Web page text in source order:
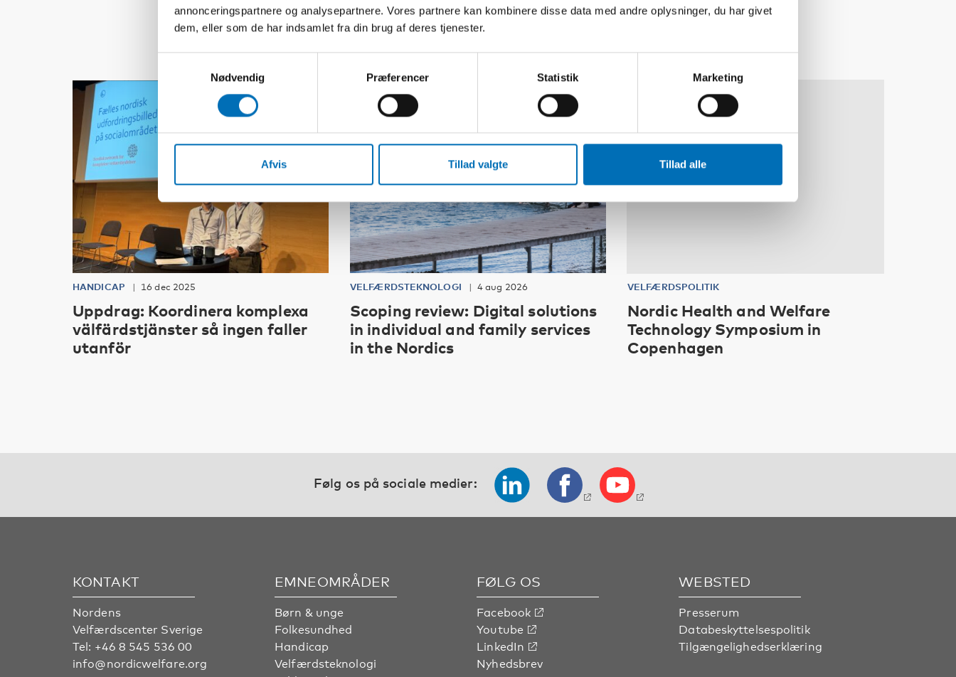
annonceringspartnere og analysepartnere. Vores partnere kan kombinere disse data med andre oplysninger, du har givet
dem, eller som de har indsamlet fra din brug af deres tjenester.
Nødvendig
Præferencer Statistik Marketing
Afvis Tillad valgte Tillad alle
Relateret indhold
HANDICAP 16 dec 2025
Uppdrag: Koordinera komplexa
välfärdstjänster så ingen faller
utanför
VELFÆRDSTEKNOLOGI 4 aug 2026
Scoping review: Digital solutions
in individual and family services
in the Nordics
1 DEC
VELFÆRDSPOLITIK
Nordic Health and Welfare
Technology Symposium in
Copenhagen
Følg os på sociale medier:
KONTAKT
Nordens
Velfærdscenter Sverige
Tel: +46 8 545 536 00
info@nordicwelfare.org
EMNEOMRÅDER
Børn & unge
Folkesundhed
Handicap
Velfærdsteknologi
FØLG OS
Facebook
Youtube
LinkedIn
Nyhedsbrev
WEBSTED
Presserum
Databeskyttelsespolitik
Tilgængelighedserklæring